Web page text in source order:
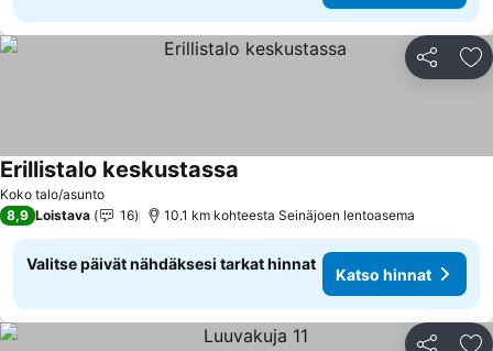
Jaa
Koko talo/asunto
Erillistalo keskustassa
8,9 Loistava 16 10.1 km kohteesta Seinäjoen lentoasema
Valitse päivät nähdäksesi tarkat hinnat
Katso hinnat